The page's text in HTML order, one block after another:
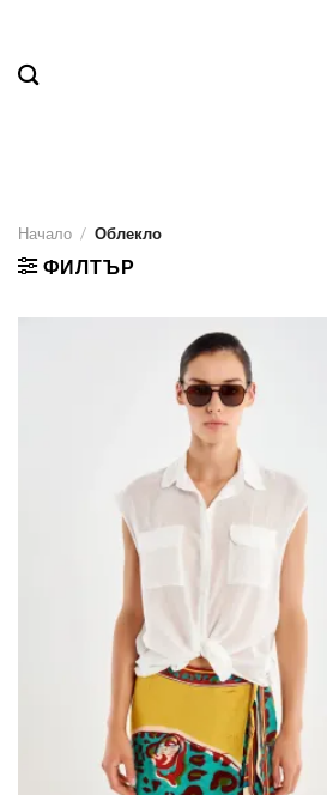
content
Начало / Облекло
ФИЛТЪР